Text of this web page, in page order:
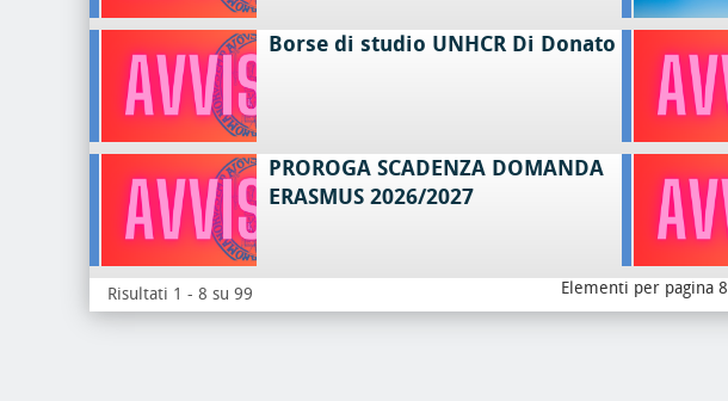
Borse di studio UNHCR Di Donato
PROROGA SCADENZA DOMANDA
ERASMUS 2026/2027
Risultati 1 - 8 su 99 Elementi per pagina 8